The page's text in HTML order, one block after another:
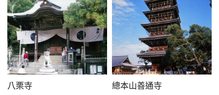
八栗寺 總本山善通寺